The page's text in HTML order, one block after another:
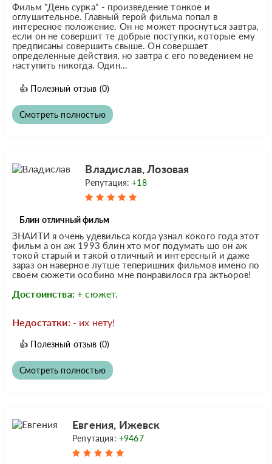
Фильм "День сурка" - произведение тонкое и
оглушительное. Главный герой фильма попал в
интересное положение. Он не может проснуться завтра,
если он не совершит те добрые поступки, которые ему
предписаны совершить свыше. Он совершает
определенные действия, но завтра с его поведением не
наступить никогда. Один...
👍 Полезный отзыв (0)
Смотреть полностью
Владислав, Лозовая
Репутация:+18
Блин отличный фильм
ЗНАИТИ я очень удевильса когда узнал кокого года этот
фильм а он аж 1993 блин хто мог подумать шо он аж
токой старый и такой отличный и интересный и даже
зараз он наверное лутше теперишних фильмов имено по
своем сюжети особино мне понравилося гра актьоров!
Достоинства: + сюжет.
Недостатки: - их нету!
👍 Полезный отзыв (0)
Смотреть полностью
Евгения, Ижевск
Репутация: +9467